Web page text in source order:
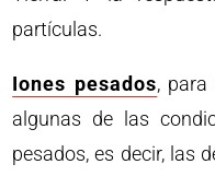
partículas.
Iones pesados, para
algunas de las
pesados, es decir, las